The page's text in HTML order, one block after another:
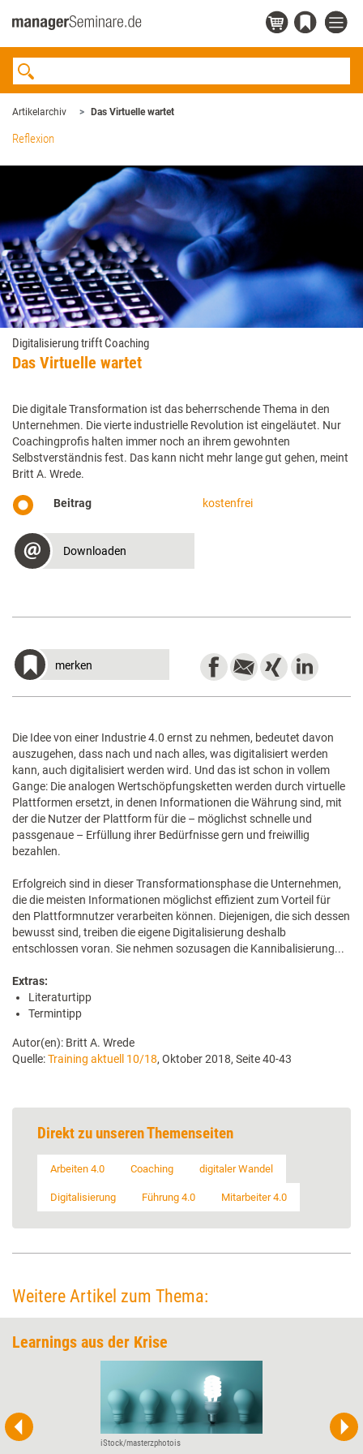
Artikelarchiv Das Virtuelle wartet
Reflexion
Digitalisierung trifft Coaching
Das Virtuelle wartet
Die digitale Transformation ist das beherrschende Thema in den
Unternehmen. Die vierte industrielle Revolution ist eingeläutet. Nur
Coachingprofis halten immer noch an ihrem gewohnten
Selbstverständnis fest. Das kann nicht mehr lange gut gehen, meint
Britt A. Wrede.
Beitrag kostenfrei
Downloaden
merken
Die Idee von einer Industrie 4.0 ernst zu nehmen, bedeutet davon
auszugehen, dass nach und nach alles, was digitalisiert werden
kann, auch digitalisiert werden wird. Und das ist schon in vollem
Gange: Die analogen Wertschöpfungsketten werden durch virtuelle
Plattformen ersetzt, in denen Informationen die Währung sind, mit
der die Nutzer der Plattform für die – möglichst schnelle und
passgenaue – Erfüllung ihrer Bedürfnisse gern und freiwillig
bezahlen.
Erfolgreich sind in dieser Transformationsphase die Unternehmen,
die die meisten Informationen möglichst effizient zum Vorteil für
den Plattformnutzer verarbeiten können. Diejenigen, die sich dessen
bewusst sind, treiben die eigene Digitalisierung deshalb
entschlossen voran. Sie nehmen sozusagen die Kannibalisierung...
Extras:
Literaturtipp
Termintipp
Autor(en): Britt A. Wrede
Quelle:Training aktuell 10/18, Oktober 2018, Seite 40-43
Direkt zu unseren Themenseiten
Arbeiten 4.0 Coaching digitaler Wandel
Digitalisierung Führung 4.0 Mitarbeiter 4.0
Weitere Artikel zum Thema:
Learnings aus der Krise
iStock/masterzphotois